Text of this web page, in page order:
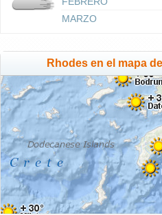
MARZO
Rhodes en el mapa